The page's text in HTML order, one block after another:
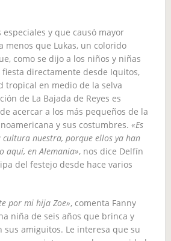
y que causó mayor
menos que Lukas, un colorido
como se dijo a los niños y niñas
directamente desde Iquitos,
tropical en medio de la selva
de La Bajada de Reyes es
acercar a los más pequeños de la
y sus costumbres. «Es
nuestra, porque ellos ya han
aquí, en Alemania», nos dice Delfín
del festejo desde hace varios
por mi hija Zoe», comenta Fanny
niña de seis años que brinca y
sus amiguitos. Le interesa que su